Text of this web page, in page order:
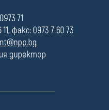
71
факс: 0973 7 60 73
директор